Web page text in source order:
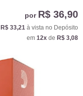
por R$ 36,90
R$ 33,21 à vista no Depósito
em 12x de R$ 3,08